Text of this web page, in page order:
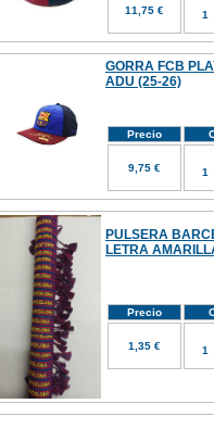
11,75 €
GORRA FCB
ADU (25-26)
Precio
9,75 €
PULSERA
LETRA
Precio
1,35 €